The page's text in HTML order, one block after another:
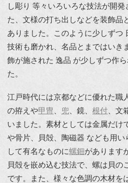
し彫り 等々いろいろな技法が開発
た、文様の打ち出しなどを装飾品
ありました。このように少しずつ
技術も磨かれ、名品とまではいき
飾が施された 逸品 が少しずつ作
た。
江戸時代には京都などに優れた職
の拵えや甲冑 兜 、鏡、 根付 、
いました。素材としては金属だけ
や骨片、貝殻、陶磁器 なども用い
して有名なものに螺鈿があります
貝殻を嵌め込む技法で、螺は貝の
です。また、様々な色調の木材を